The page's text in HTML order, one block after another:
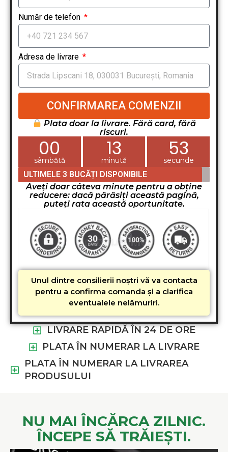
Număr de telefon
Adresa de livrare
CONFIRMAREA COMENZII
Plata doar la livrare. Fără card, fără
riscuri.
00
sâmbătă 13
minută 51
secunde
ULTIMELE 3 BUCĂȚI DISPONIBILE
Aveți doar câteva minute pentru a obține
reducere: dacă părăsiți această pagină,
puteți rata această oportunitate.
Unul dintre consilierii noștri vă va contacta
pentru a confirma comanda și a clarifica
eventualele nelămuriri.
LIVRARE RAPIDĂ ÎN 24 DE ORE
PLATA ÎN NUMERAR LA LIVRARE
PLATA ÎN NUMERAR LA LIVRAREA
PRODUSULUI
NU MAI ÎNCĂRCA ZILNIC.
ÎNCEPE SĂ TRĂIEȘTI.